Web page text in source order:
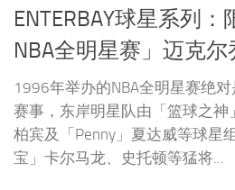
ENTERBAY球星系列
NBA全明星赛」迈克
1996年举办的NBA全明星赛绝
赛事，东岸明星队由「篮球之神
柏宾及「Penny」夏达威等球星
宝」卡尔马龙、史托顿等猛将...